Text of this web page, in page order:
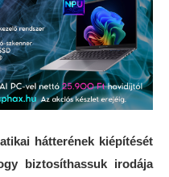
hátterének kiépítését
biztosíthassuk irodája